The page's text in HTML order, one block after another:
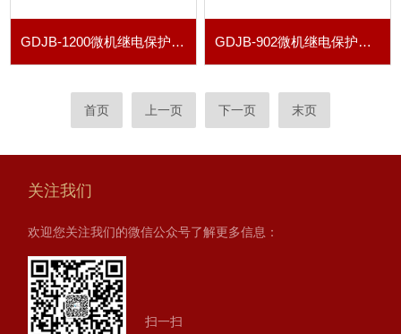
GDJB-1200微机继电保护测试仪 GDJB-902微机继电保护测试仪
首页 上一页 下一页 末页
关注我们
欢迎您关注我们的微信公众号了解更多信息：
扫一扫